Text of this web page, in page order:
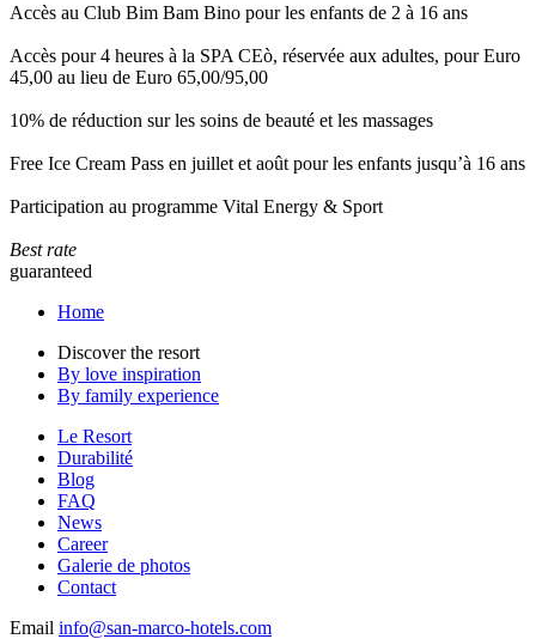
Accès au Club Bim Bam Bino pour les enfants de 2 à 16 ans
Accès pour 4 heures à la SPA CEò, réservée aux adultes, pour Euro
45,00 au lieu de Euro 65,00/95,00
10% de réduction sur les soins de beauté et les massages
Free Ice Cream Pass en juillet et août pour les enfants jusqu’à 16 ans
Participation au programme Vital Energy & Sport
Best rate
guaranteed
Home
Discover the resort
By love inspiration
By family experience
Le Resort
Durabilité
Blog
FAQ
News
Career
Galerie de photos
Contact
Email info@san-marco-hotels.com